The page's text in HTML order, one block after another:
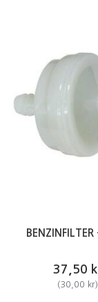
37,50
(30,00 kr)